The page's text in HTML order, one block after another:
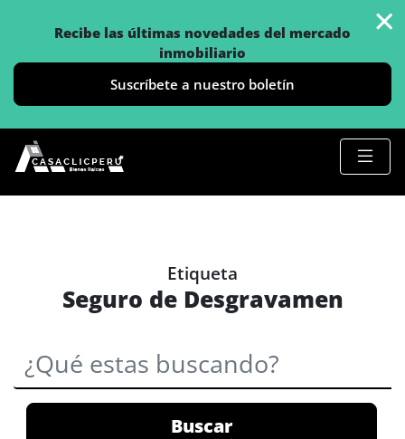
Recibe las últimas novedades del mercado
inmobiliario
Suscríbete a nuestro boletín
×
Etiqueta
Seguro de Desgravamen
Buscar